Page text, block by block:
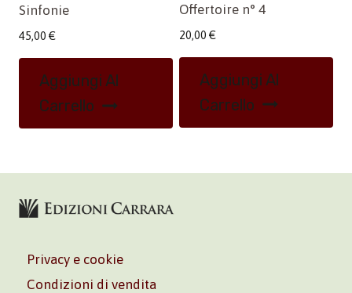
Sinfonie
45,00 €
Aggiungi Al
Carrello
Offertoire n° 4
20,00 €
Aggiungi Al
Carrello
Privacy e cookie
Condizioni di vendita